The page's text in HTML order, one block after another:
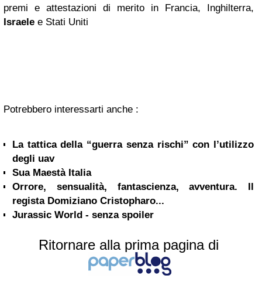
premi e attestazioni di merito in Francia, Inghilterra,
Israele e Stati Uniti
Potrebbero interessarti anche :
La tattica della “guerra senza rischi” con l’utilizzo
degli uav
Sua Maestà Italia
Orrore, sensualità, fantascienza, avventura. Il
regista Domiziano Cristopharo...
Jurassic World - senza spoiler
Ritornare alla prima pagina di